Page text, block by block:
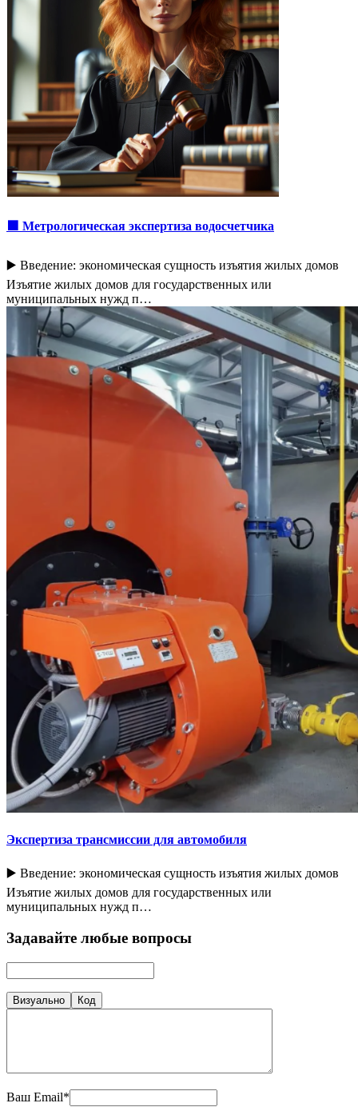
🟩 Метрологическая экспертиза водосчетчика
▶️ Введение: экономическая сущность изъятия жилых домов
Изъятие жилых домов для государственных или
муниципальных нужд п…
Экспертиза трансмиссии для автомобиля
▶️ Введение: экономическая сущность изъятия жилых домов
Изъятие жилых домов для государственных или
муниципальных нужд п…
Задавайте любые вопросы
Визуально Код
Ваш Email*